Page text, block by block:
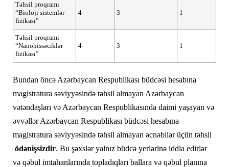
Təhsil proqramı
“Bioloji sistemlər
fizikası”
4 3 1
Təhsil proqramı
“Nanohissəciklər
fizikası”
4 3 1
Bundan öncə Azərbaycan Respublikası büdcəsi hesabına
magistratura səviyyəsində təhsil almayan Azərbaycan
vətəndaşları və Azərbaycan Respublikasında daimi yaşayan və
əvvəllər Azərbaycan Respublikası büdcəsi hesabına
magistratura səviyyəsində təhsil almayan əcnəbilər üçün təhsil
ödənişsizdir. Bu şəxslər yalnız büdcə yerlərinə iddia edirlər
və qəbul imtahanlarında topladıqları ballara və qəbul planına